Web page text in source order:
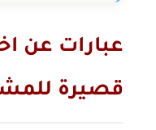
عبارات عن
قصيرة